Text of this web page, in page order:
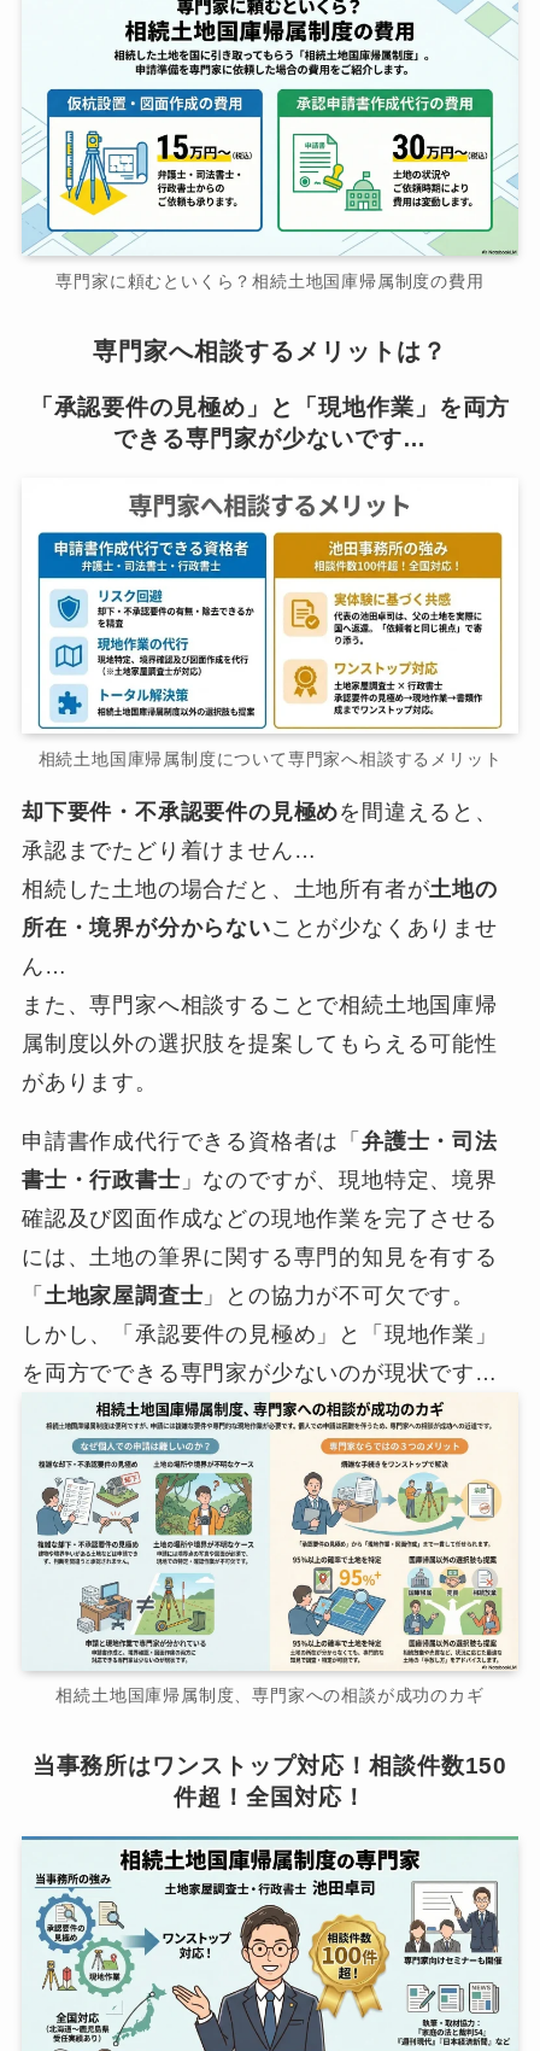
専門家に頼むといくら？相続土地国庫帰属制度の費用
専門家へ相談するメリットは？
「承認要件の見極め」と「現地作業」を両方
できる専門家が少ないです…
相続土地国庫帰属制度について専門家へ相談するメリット
却下要件・不承認要件の見極めを間違えると、
承認までたどり着けません…
相続した土地の場合だと、土地所有者が土地の
所在・境界が分からないことが少なくありませ
ん…
また、専門家へ相談することで相続土地国庫帰
属制度以外の選択肢を提案してもらえる可能性
があります。
申請書作成代行できる資格者は「弁護士・司法
書士・行政書士 」なのですが、現地特定、境界
確認及び図面作成などの現地作業を完了させる
には、土地の筆界に関する専門的知見を有する
「 土地家屋調査士 」との協力が不可欠です。
しかし、「承認要件の見極め」と「現地作業」
を両方でできる専門家が少ないのが現状です…
相続土地国庫帰属制度、専門家への相談が成功のカギ
当事務所はワンストップ対応！相談件数150
件超！全国対応！